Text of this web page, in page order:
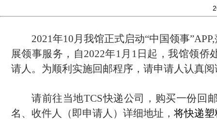
2021年10月我馆正式启动“中国领事
展领事服务，自2022年1月1日起，我馆领
请人。为顺利实施回邮程序，请申请人认真
请前往当地TCS快递公司，购买一份回
名、收件人（即申请人）详细地址， 将快递